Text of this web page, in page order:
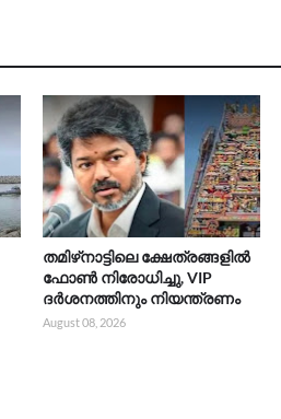
തമിഴ്‌നാട്ടിലെ ക്ഷേത്രങ്ങളിൽ
ഫോൺ നിരോധിച്ചു, VIP
ദർശനത്തിനും നിയന്ത്രണം
August 08, 2026